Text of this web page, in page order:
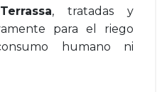
, tratadas y
para el riego
humano ni